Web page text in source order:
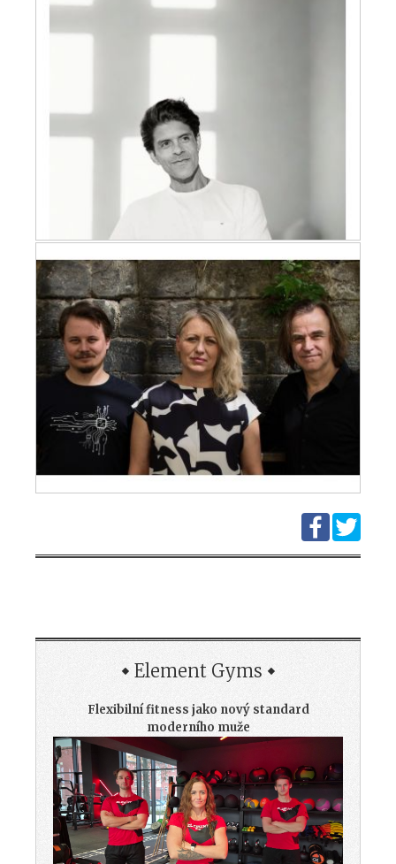
Element Gyms
Flexibilní fitness jako nový standard
moderního muže